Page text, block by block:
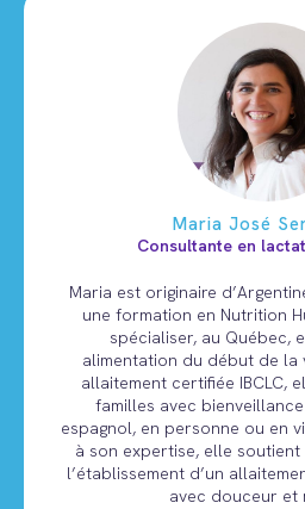
Maria José
Consultante en
Maria est originaire
une formation en Nutrition
spécialiser, au Québec,
alimentation du début de la
allaitement certifiée IBCLC,
familles avec
espagnol, en personne ou en
à son expertise, elle
l’établissement d’un
avec douceur et